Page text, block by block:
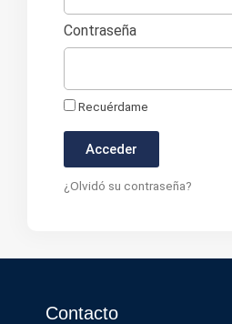
Contraseña
Recuérdame
Acceder
¿Olvidó su contraseña?
Contacto